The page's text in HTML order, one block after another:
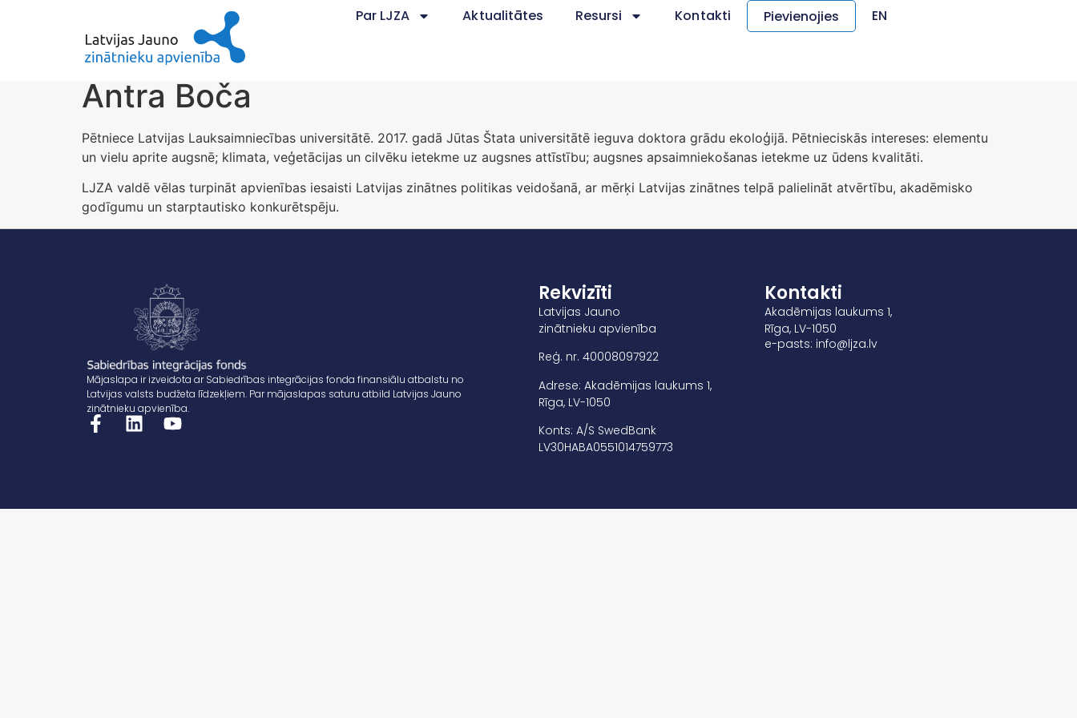
Par LJZA Aktualitātes Resursi Kontakti Pievienojies EN
Antra Boča
Pētniece Latvijas Lauksaimniecības universitātē. 2017. gadā Jūtas Štata universitātē ieguva doktora grādu ekoloģijā. Pētnieciskās intereses: elementu
un vielu aprite augsnē; klimata, veģetācijas un cilvēku ietekme uz augsnes attīstību; augsnes apsaimniekošanas ietekme uz ūdens kvalitāti.
LJZA valdē vēlas turpināt apvienības iesaisti Latvijas zinātnes politikas veidošanā, ar mērķi Latvijas zinātnes telpā palielināt atvērtību, akadēmisko
godīgumu un starptautisko konkurētspēju.
Mājaslapa ir izveidota ar Sabiedrības integrācijas fonda finansiālu atbalstu no
Latvijas valsts budžeta līdzekļiem. Par mājaslapas saturu atbild Latvijas Jauno
zinātnieku apvienība.
Rekvizīti
Latvijas Jauno
zinātnieku apvienība
Reģ. nr. 40008097922
Adrese: Akadēmijas laukums 1,
Rīga, LV-1050
Konts: A/S SwedBank
LV30HABA0551014759773
Kontakti
Akadēmijas laukums 1,
Rīga, LV-1050
e-pasts: info@ljza.lv